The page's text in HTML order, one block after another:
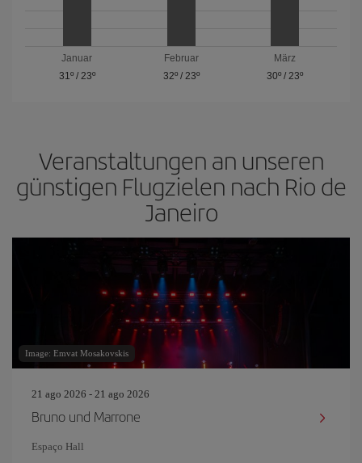
Januar
31º/ 23º
Februar
32º/ 23º
März
30º /23º
Veranstaltungen an unseren
günstigen Flugzielen nach Rio de
Janeiro
Image: Emvat Mosakovskis
21 ago 2026 - 21 ago 2026
Bruno und Marrone
Espaço Hall